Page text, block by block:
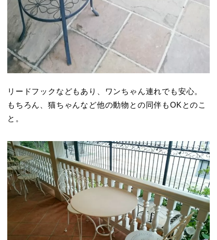
リードフックなどもあり、ワンちゃん連れでも安心。
もちろん、猫ちゃんなど他の動物との同伴もOKとのこ
と。